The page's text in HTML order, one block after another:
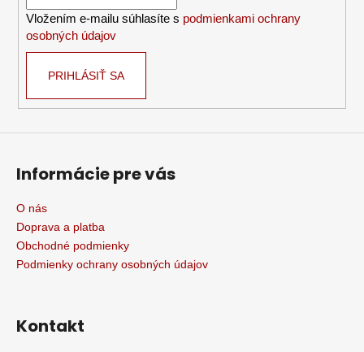
Vložením e-mailu súhlasíte s podmienkami ochrany
osobných údajov
PRIHLÁSIŤ SA
Informácie pre vás
O nás
Doprava a platba
Obchodné podmienky
Podmienky ochrany osobných údajov
Kontakt